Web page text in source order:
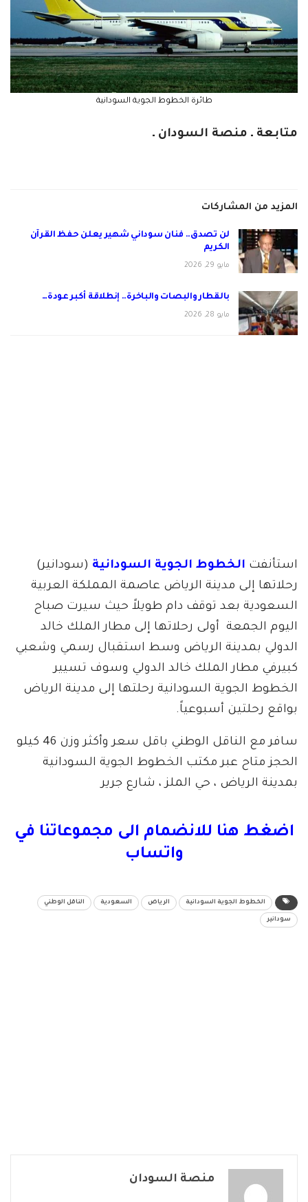
طائرة الخطوط الجوية السودانية
متابعة ـ منصة السودان ـ
المزيد من المشاركات
لن تصدق.. فنان سوداني شهير يعلن حفظ القرآن
الكريم
مايو 29, 2026
بالقطار والبصات والباخرة.. إنطلاقة أكبر عودة…
مايو 28, 2026
استأنفت الخطوط الجوية السودانية (سودانير)
رحلاتها إلى مدينة الرياض عاصمة المملكة العربية
السعودية بعد توقف دام طويلاً حيث سيرت صباح
اليوم الجمعة أولى رحلاتها إلى مطار الملك خالد
الدولي بمدينة الرياض وسط استقبال رسمي وشعبي
كبيرفي مطار الملك خالد الدولي وسوف تسيير
الخطوط الجوية السودانية رحلتها إلى مدينة الرياض
بواقع رحلتين أسبوعياً.
سافر مع الناقل الوطني باقل سعر وأكثر وزن 46 كيلو
الحجز متاح عبر مكتب الخطوط الجوية السودانية
بمدينة الرياض ، حي الملز ، شارع جرير
اضغط هنا للانضمام الى مجموعاتنا في
واتساب
الخطوط الجوية السودانية الرياض السعودية الناقل الوطني
سودانير
منصة السودان